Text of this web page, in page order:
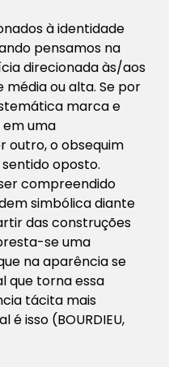
à identidade
pensamos na
direcionada às/aos
ou alta. Se por
marca e
uma
outro, o obsequim
sentido oposto.
compreendido
simbólica diante
das construções
se uma
na aparência se
que torna essa
tácita mais
isso (BOURDIEU,